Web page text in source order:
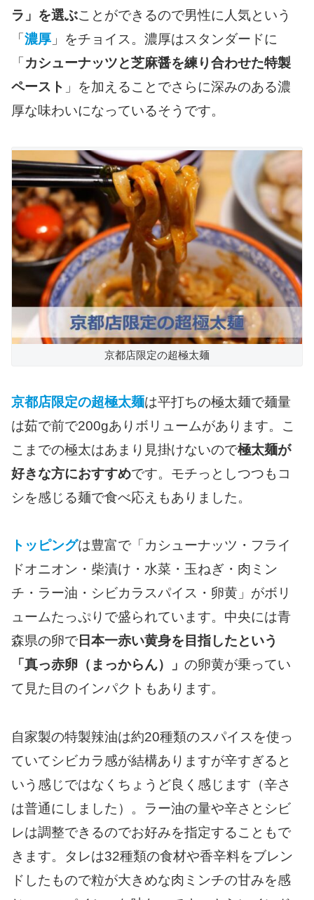
ラ」を選ぶことができるので男性に人気という
「 濃厚 」をチョイス。濃厚はスタンダードに
「 カシューナッツと芝麻醤を練り合わせた特製
ペースト 」を加えることでさらに深みのある濃
厚な味わいになっているそうです。
京都店限定の超極太麺
京都店限定の超極太麺は平打ちの極太麺で麺量
は茹で前で200gありボリュームがあります。こ
こまでの極太はあまり見掛けないので極太麺が
好きな方におすすめです。モチっとしつつもコ
シを感じる麺で食べ応えもありました。
トッピングは豊富で「カシューナッツ・フライ
ドオニオン・柴漬け・水菜・玉ねぎ・肉ミン
チ・ラー油・シビカラスパイス・卵黄」がボリ
ュームたっぷりで盛られています。中央には青
森県の卵で 日本一赤い黄身を目指したという
「真っ赤卵（まっからん）」 の卵黄が乗ってい
て見た目のインパクトもあります。
自家製の特製辣油は約20種類のスパイスを使っ
ていてシビカラ感が結構ありますが辛すぎると
いう感じではなくちょうど良く感じます（辛さ
は普通にしました）。ラー油の量や辛さとシビ
レは調整できるのでお好みを指定することもで
きます。タレは32種類の食材や香辛料をブレン
ドしたもので粒が大きめな肉ミンチの甘みを感